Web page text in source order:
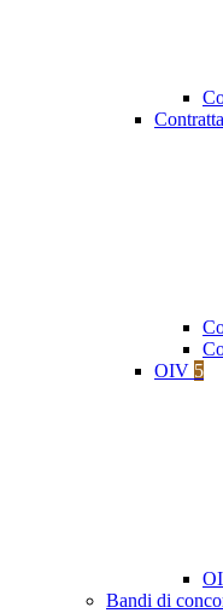
OIV 5
Bandi di